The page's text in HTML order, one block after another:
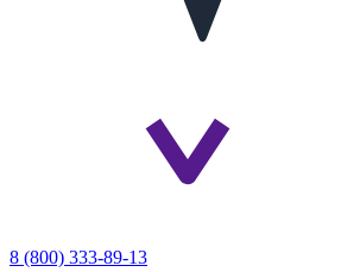
8 (800) 333-89-13